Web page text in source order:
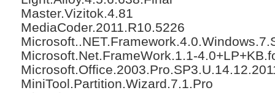
Master.Vizitok.4.81
MediaCoder.2011.R10.5226
Microsoft.Net.FrameWork.1.1-
MiniTool.Partition.Wizard.7.1.Pro